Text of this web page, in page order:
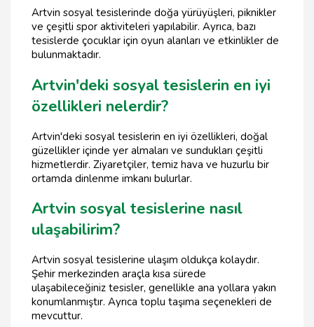
Artvin sosyal tesislerinde doğa yürüyüşleri, piknikler
ve çeşitli spor aktiviteleri yapılabilir. Ayrıca, bazı
tesislerde çocuklar için oyun alanları ve etkinlikler de
bulunmaktadır.
Artvin'deki sosyal tesislerin en iyi
özellikleri nelerdir?
Artvin'deki sosyal tesislerin en iyi özellikleri, doğal
güzellikler içinde yer almaları ve sundukları çeşitli
hizmetlerdir. Ziyaretçiler, temiz hava ve huzurlu bir
ortamda dinlenme imkanı bulurlar.
Artvin sosyal tesislerine nasıl
ulaşabilirim?
Artvin sosyal tesislerine ulaşım oldukça kolaydır.
Şehir merkezinden araçla kısa sürede
ulaşabileceğiniz tesisler, genellikle ana yollara yakın
konumlanmıştır. Ayrıca toplu taşıma seçenekleri de
mevcuttur.